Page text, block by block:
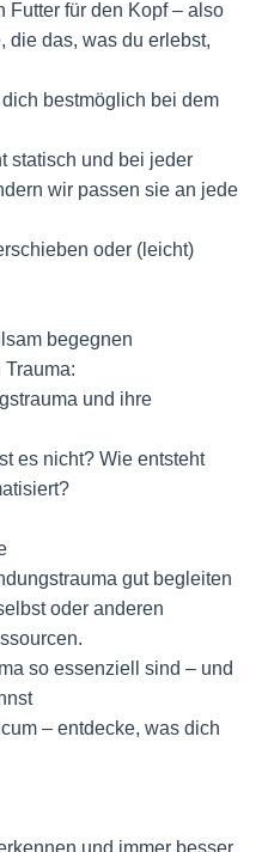
Futter für den Kopf – also
die das, was du erlebst,
bestmöglich bei dem
statisch und bei jeder
wir passen sie an jede
oder (leicht)
begegnen
und ihre
es nicht? Wie entsteht
gut begleiten
oder anderen
so essenziell sind – und
– entdecke, was dich
und immer besser